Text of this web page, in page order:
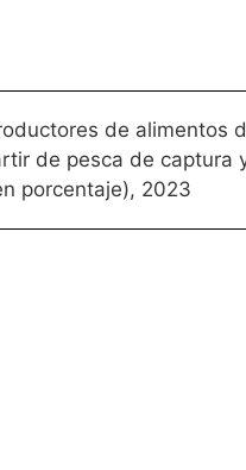
de alimentos
de pesca de captura
porcentaje), 2023